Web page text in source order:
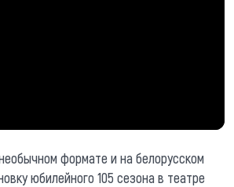
формате и на белорусском
юбилейного 105 сезона в театре